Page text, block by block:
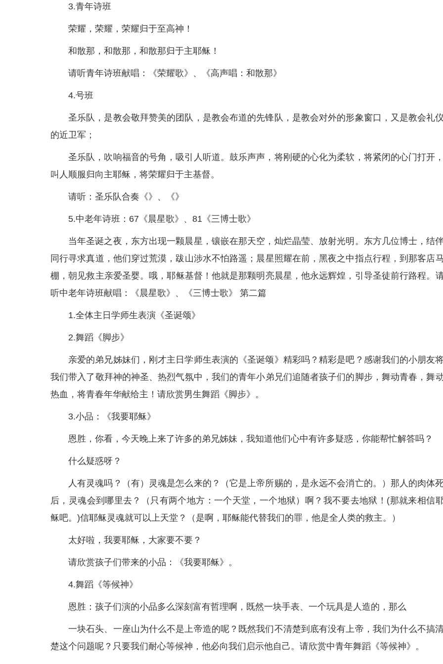
3.青年诗班
荣耀，荣耀，荣耀归于至高神！
和散那，和散那，和散那归于主耶稣！
请听青年诗班献唱：《荣耀歌》、《高声唱：和散那》
4.号班
圣乐队，是教会敬拜赞美的团队，是教会布道的先锋队，是教会对外的形象窗口，又是教会礼仪
的近卫军；
圣乐队，吹响福音的号角，吸引人听道。鼓乐声声，将刚硬的心化为柔软，将紧闭的心门打开，
叫人顺服归向主耶稣，将荣耀归于主基督。
请听：圣乐队合奏《》、《》
5.中老年诗班：67《晨星歌》、81《三博士歌》
当年圣诞之夜，东方出现一颗晨星，镶嵌在那天空，灿烂晶莹、放射光明。东方几位博士，结
同行寻求真道，他们穿过荒漠，跋山涉水不怕路遥；晨星照耀在前，黑夜之中指点行程，到那客店马
棚，朝见救主亲爱圣婴。­哦，耶稣基督！他就是那颗明亮晨星，他永远辉煌，引导圣徒前行路程。
听中老年诗班献唱：《晨星歌》、《三博士歌》 第二篇
1.全体主日学师生表演《圣诞颂》
2.舞蹈《脚步》
亲爱的弟兄姊妹们，刚才主日学师生表演的《圣诞颂》精彩吗？精彩是吧？感谢我们的小朋友
我们带入了敬拜神的神圣、热烈气氛中，我们的青年小弟兄们追随者孩子们的脚步，舞动青春，舞
热血，将青春年华献给主！请欣赏男生舞蹈《脚步》。
3.小品：《我要耶稣》
恩胜，你看，今天晚上来了许多的弟兄姊妹，我知道他们心中有许多疑惑，你能帮忙解答吗？
什么疑惑呀？
人有灵魂吗？（有）灵魂是怎么来的？（它是上帝所赐的，是永远不会消亡的。）那人的肉体
后，灵魂会到哪里去？（只有两个地方：一个天堂，一个地狱）啊？我不要去地狱！(那就来相信
稣吧。)信耶稣灵魂就可以上天堂？（是啊，耶稣能代替我们的罪，他是全人类的救主。）
太好啦，我要耶稣，大家要不要？
请欣赏孩子们带来的小品：《我要耶稣》。
4.舞蹈《等候神》
恩胜：孩子们演的小品多么深刻富有哲理啊，既然一块手表、一个玩具是人造的，那么
一块石头、一座山为什么不是上帝造的呢？既然我们不清楚到底有没有上帝，我们为什么不搞
楚这个问题呢？只要我们耐心等候神，他必向我们启示他自己。请欣赏中青年舞蹈《等候神》。